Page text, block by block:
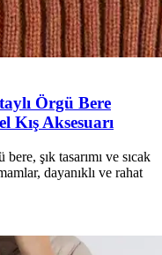
Örgü Bere
Kış Aksesuarı
şık tasarımı ve sıcak
dayanıklı ve rahat